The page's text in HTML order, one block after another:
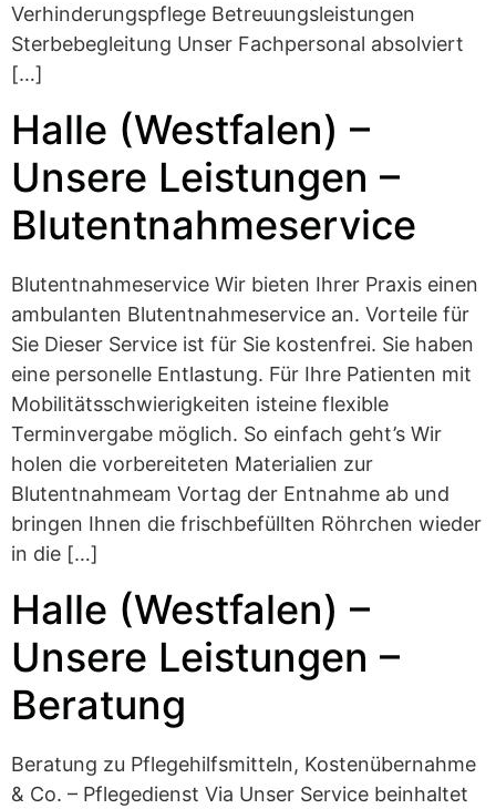
Verhinderungspflege Betreuungsleistungen
Sterbebegleitung Unser Fachpersonal absolviert
[…]
Halle (Westfalen) –
Unsere Leistungen –
Blutentnahmeservice
Blutentnahmeservice Wir bieten Ihrer Praxis einen
ambulanten Blutentnahmeservice an. Vorteile für
Sie Dieser Service ist für Sie kostenfrei. Sie haben
eine personelle Entlastung. Für Ihre Patienten mit
Mobilitätsschwierigkeiten isteine flexible
Terminvergabe möglich. So einfach geht’s Wir
holen die vorbereiteten Materialien zur
Blutentnahmeam Vortag der Entnahme ab und
bringen Ihnen die frischbefüllten Röhrchen wieder
in die […]
Halle (Westfalen) –
Unsere Leistungen –
Beratung
Beratung zu Pflegehilfsmitteln, Kostenübernahme
& Co. – Pflegedienst Via Unser Service beinhaltet